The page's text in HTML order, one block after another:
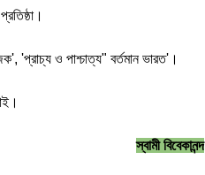
'প্রাচ্য ও পাশ্চাত্য" বর্তমান ভারত'।
স্বামী বিবেকানন্দ